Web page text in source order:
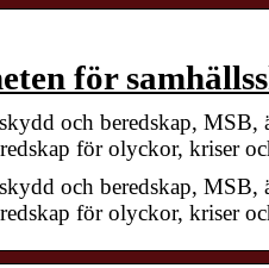
för
och beredskap,
för olyckor, kriser
och beredskap,
för olyckor, kriser